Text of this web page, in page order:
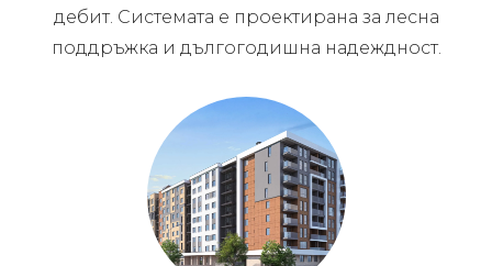
дебит. Системата е проектирана за лесна
поддръжка и дългогодишна надеждност.